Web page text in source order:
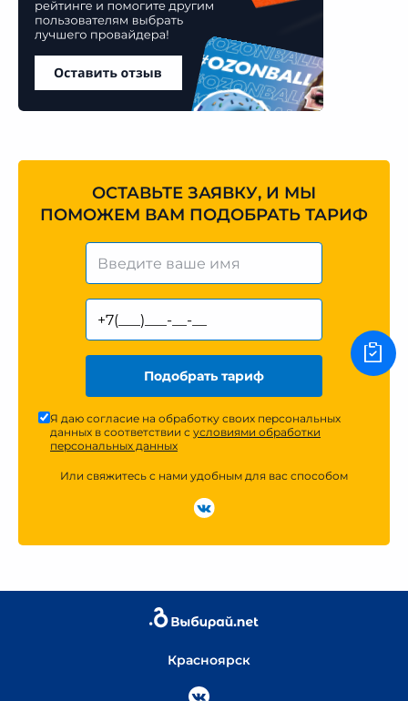
ОСТАВЬТЕ ЗАЯВКУ, И МЫ
ПОМОЖЕМ ВАМ ПОДОБРАТЬ ТАРИФ
Подобрать тариф
Я даю согласие на обработку своих персональных
данных в соответствии с условиями обработки
персональных данных
Или свяжитесь с нами удобным для вас способом
Красноярск